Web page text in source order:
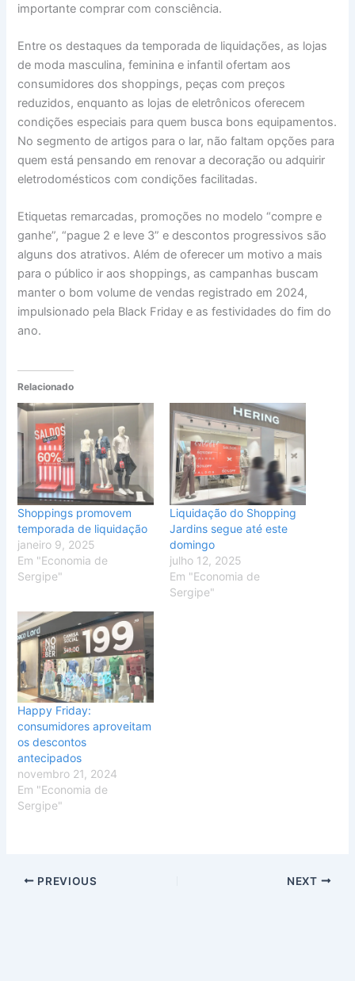
importante comprar com consciência.
Entre os destaques da temporada de liquidações, as lojas
de moda masculina, feminina e infantil ofertam aos
consumidores dos shoppings, peças com preços
reduzidos, enquanto as lojas de eletrônicos oferecem
condições especiais para quem busca bons equipamentos.
No segmento de artigos para o lar, não faltam opções para
quem está pensando em renovar a decoração ou adquirir
eletrodomésticos com condições facilitadas.
Etiquetas remarcadas, promoções no modelo “compre e
ganhe”, “pague 2 e leve 3” e descontos progressivos são
alguns dos atrativos. Além de oferecer um motivo a mais
para o público ir aos shoppings, as campanhas buscam
manter o bom volume de vendas registrado em 2024,
impulsionado pela Black Friday e as festividades do fim do
ano.
Relacionado
Shoppings promovem
temporada de liquidação
janeiro 9, 2025
Em "Economia de
Sergipe"
Liquidação do Shopping
Jardins segue até este
domingo
julho 12, 2025
Em "Economia de
Sergipe"
Happy Friday:
consumidores aproveitam
os descontos
antecipados
novembro 21, 2024
Em "Economia de
Sergipe"
PREVIOUS NEXT